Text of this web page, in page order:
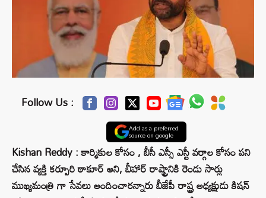
Follow Us :
Add as a preferred
source on google
Kishan Reddy : కార్మికుల కోసం , బీసీ ఎస్సీ ఎస్టీ వర్గాల కోసం పని
చేసిన వ్యక్తి కర్పూరి ఠాకూర్ అని, బీహార్ రాష్ట్రానికి రెండు సార్లు
ముఖ్యమంత్రి గా సేవలు అందించారన్నారు బీజేపీ రాష్ట్ర అధ్యక్షుడు కిషన్